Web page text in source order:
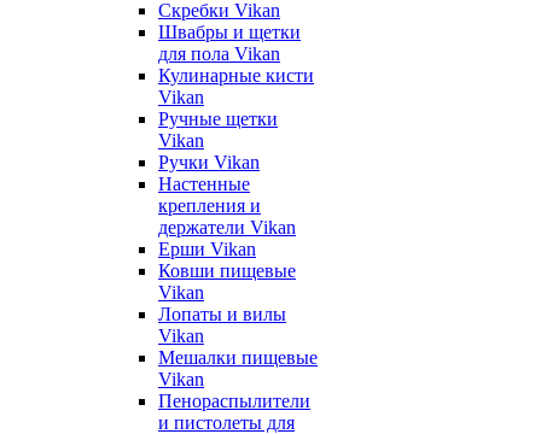
Скребки Vikan
Швабры и щетки
для пола Vikan
Кулинарные кисти
Vikan
Ручные щетки
Vikan
Ручки Vikan
Настенные
крепления и
держатели Vikan
Ерши Vikan
Ковши пищевые
Vikan
Лопаты и вилы
Vikan
Мешалки пищевые
Vikan
Пенораспылители
и пистолеты для